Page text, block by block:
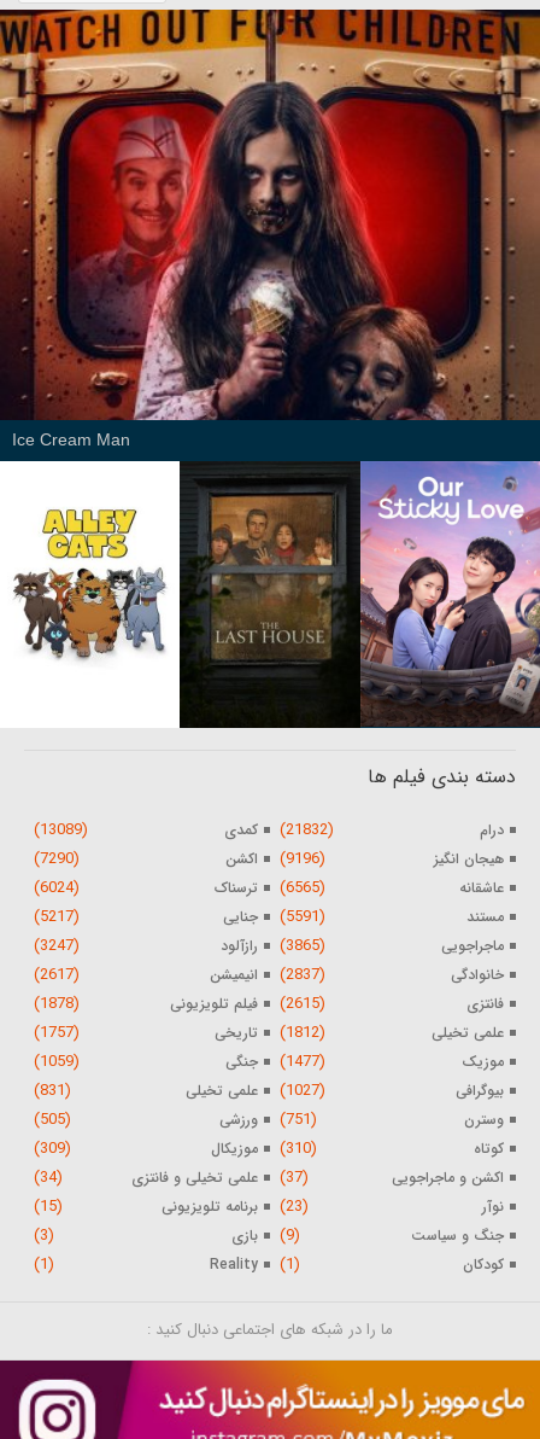
Ice Cream Man
دسته بندی فیلم ها
درام (21832) کمدی (13089)
هیجان انگیز (9196) اکشن (7290)
عاشقانه (6565) ترسناک (6024)
مستند (5591) جنایی (5217)
ماجراجویی (3865) رازآلود (3247)
خانوادگی (2837) انیمیشن (2617)
فانتزی (2615) فیلم تلویزیونی (1878)
علمی تخیلی (1812) تاریخی (1757)
موزیک (1477) جنگی (1059)
بیوگرافی (1027) علمی تخیلی (831)
وسترن (751) ورزشی (505)
کوتاه (310) موزیکال (309)
اکشن و ماجراجویی (37) علمی تخیلی و فانتزی (34)
نوآر (23) برنامه تلویزیونی (15)
جنگ و سیاست (9) بازی (3)
کودکان (1)
Reality
(1)
ما را در شبکه های اجتماعی دنبال کنید :